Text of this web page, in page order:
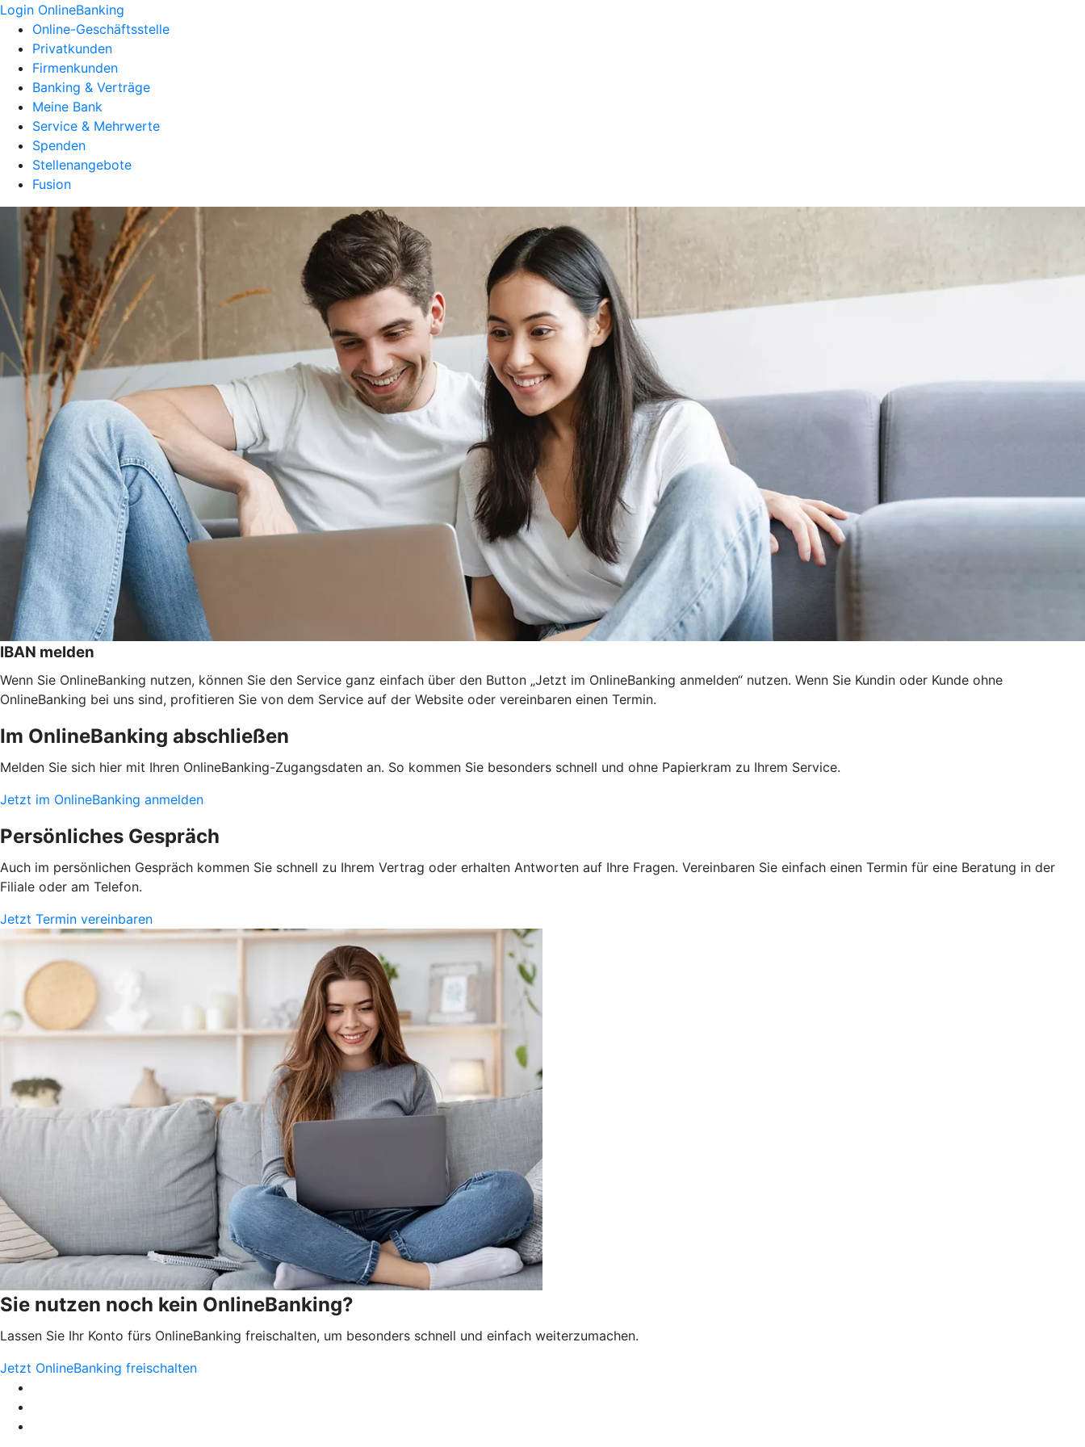
Login OnlineBanking
Online-Geschäftsstelle
Privatkunden
Firmenkunden
Banking & Verträge
Meine Bank
Service & Mehrwerte
Spenden
Stellenangebote
Fusion
IBAN melden
Wenn Sie OnlineBanking nutzen, können Sie den Service ganz einfach über den Button „Jetzt im OnlineBanking anmelden“ nutzen. Wenn Sie Kundin oder Kunde ohne
OnlineBanking bei uns sind, profitieren Sie von dem Service auf der Website oder vereinbaren einen Termin.
Im OnlineBanking abschließen
Melden Sie sich hier mit Ihren OnlineBanking-Zugangsdaten an. So kommen Sie besonders schnell und ohne Papierkram zu Ihrem Service.
Jetzt im OnlineBanking anmelden
Persönliches Gespräch
Auch im persönlichen Gespräch kommen Sie schnell zu Ihrem Vertrag oder erhalten Antworten auf Ihre Fragen. Vereinbaren Sie einfach einen Termin für eine Beratung in der
Filiale oder am Telefon.
Jetzt Termin vereinbaren
Sie nutzen noch kein OnlineBanking?
Lassen Sie Ihr Konto fürs OnlineBanking freischalten, um besonders schnell und einfach weiterzumachen.
Jetzt OnlineBanking freischalten